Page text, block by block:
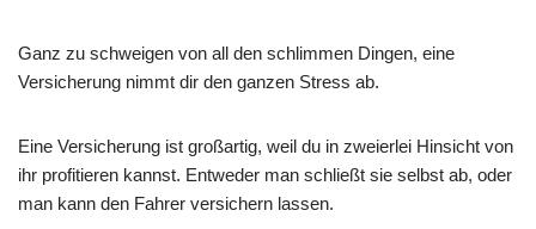
Ganz zu schweigen von all den schlimmen Dingen, eine
Versicherung nimmt dir den ganzen Stress ab.
Eine Versicherung ist großartig, weil du in zweierlei Hinsicht von
ihr profitieren kannst. Entweder man schließt sie selbst ab, oder
man kann den Fahrer versichern lassen.